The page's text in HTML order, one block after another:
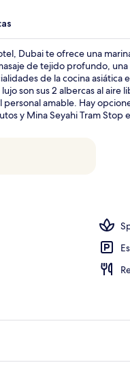
Dubai te ofrece una
de tejido profundo,
de la cocina asiática
son sus 2 albercas al aire
personal amable. Hay
y Mina Seyahi Tram Stop